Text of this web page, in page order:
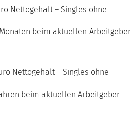
Nettogehalt – Singles ohne
beim aktuellen Arbeitgeber
Nettogehalt – Singles ohne
beim aktuellen Arbeitgeber